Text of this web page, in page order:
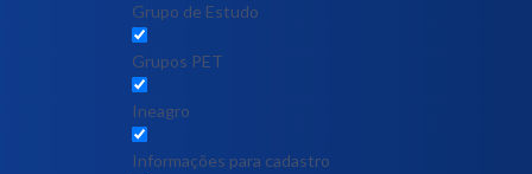
Grupo de Estudo
Grupos PET
Ineagro
Informações para cadastro